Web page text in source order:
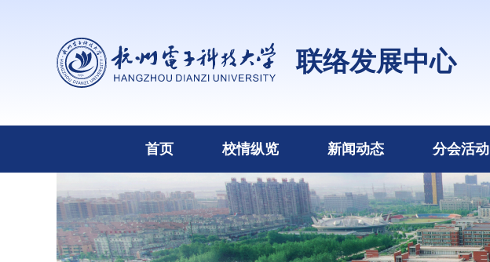
联络发展中心
首页 校情纵览 新闻动态 分会活动